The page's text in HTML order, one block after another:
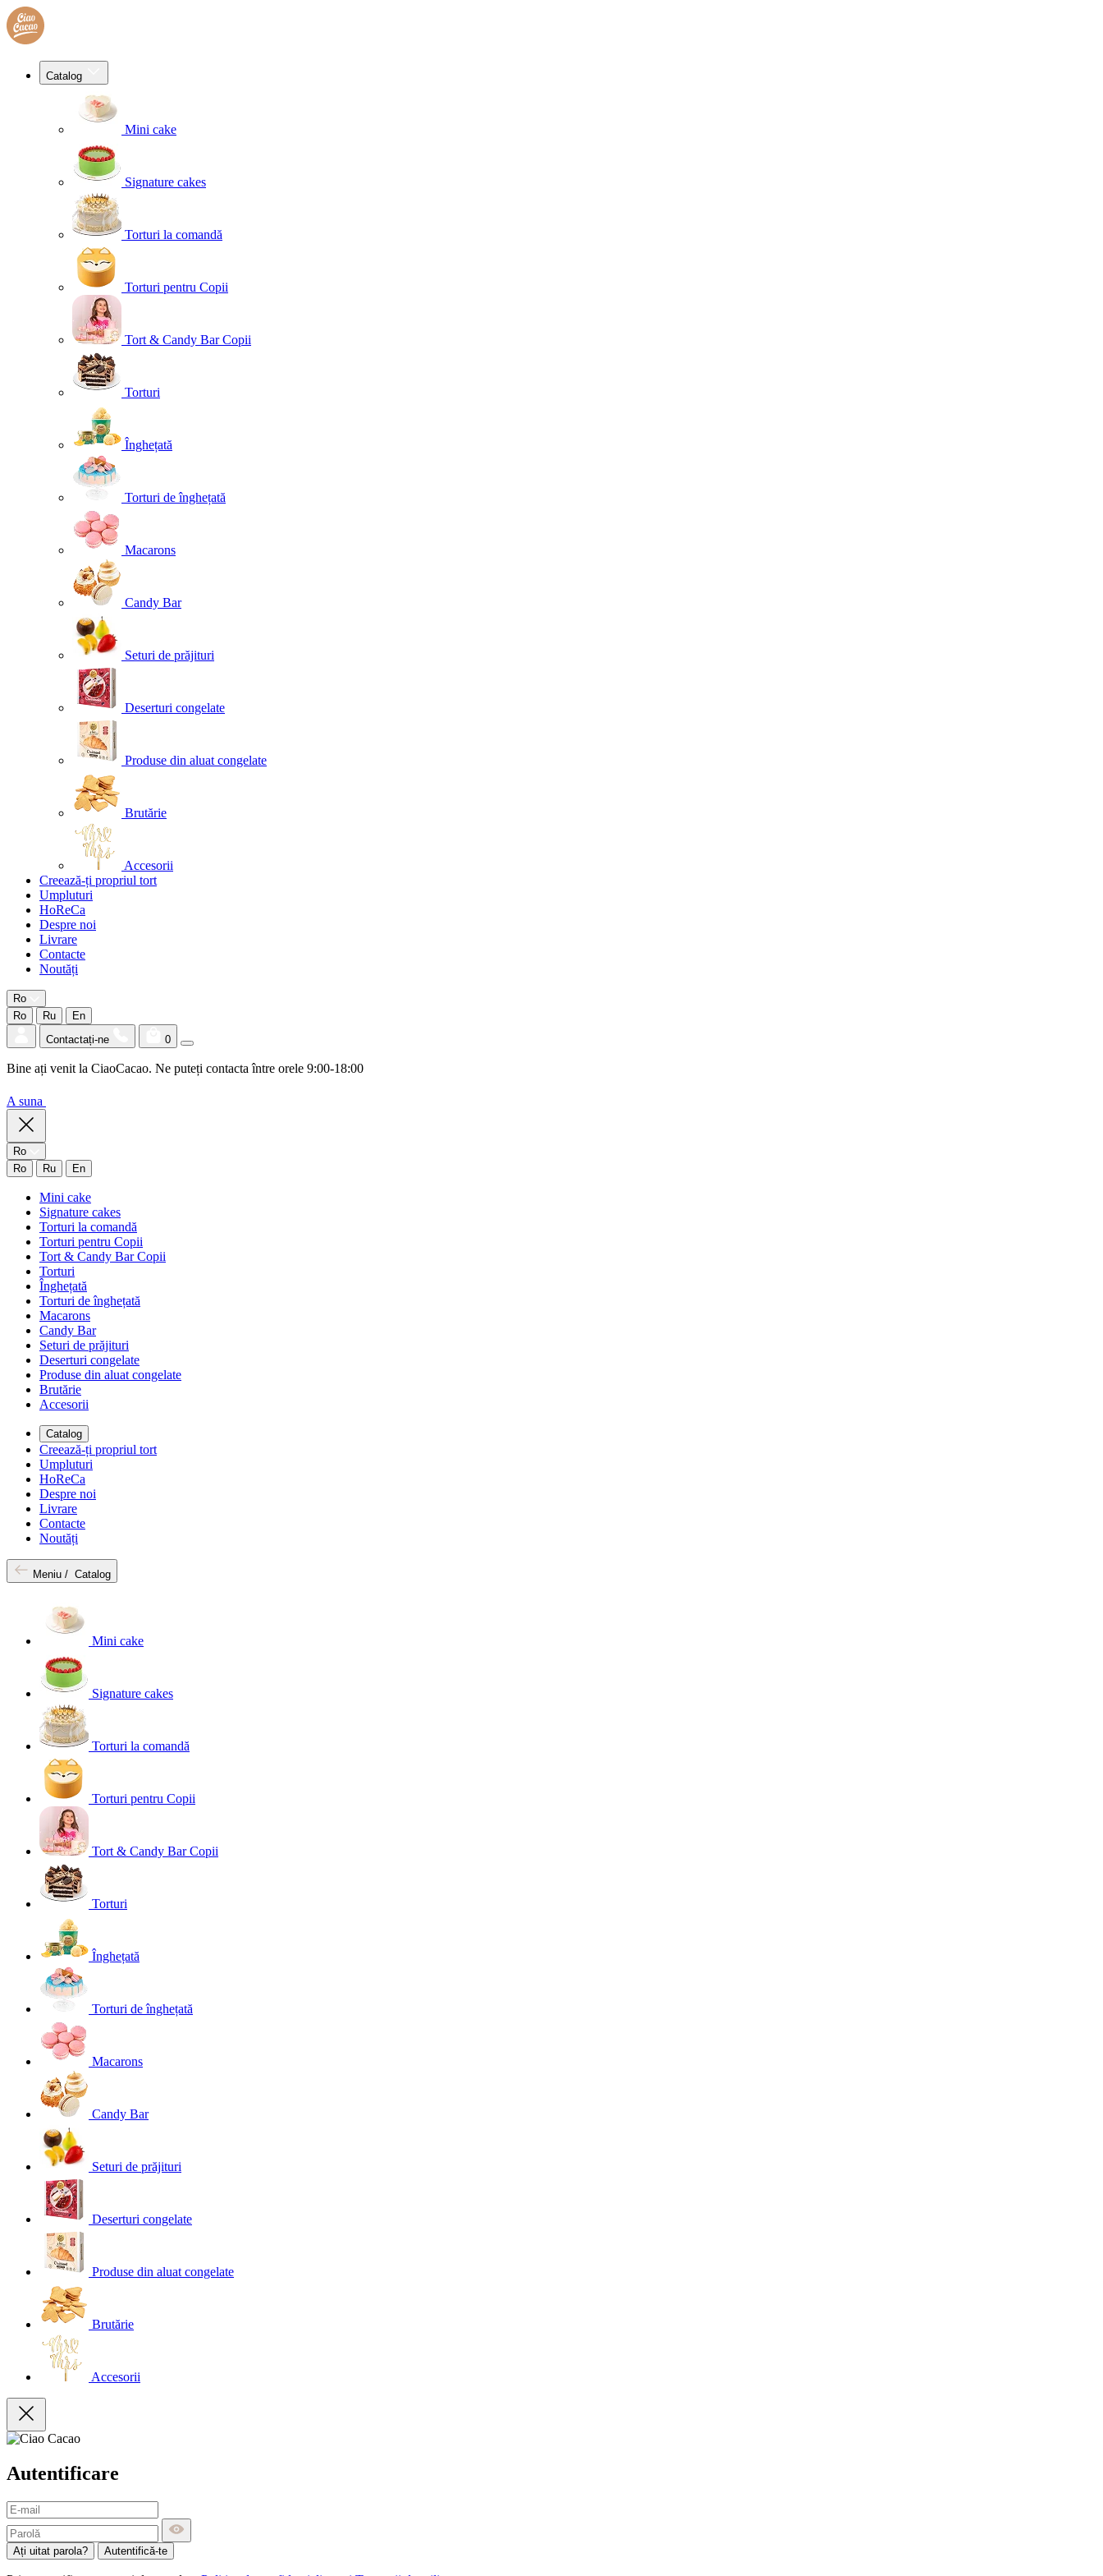
Catalog
Mini cake
Signature cakes
Torturi la comandă
Torturi pentru Copii
Tort & Candy Bar Copii
Torturi
Înghețată
Torturi de înghețată
Macarons
Candy Bar
Seturi de prăjituri
Deserturi congelate
Produse din aluat congelate
Brutărie
Accesorii
Creează-ți propriul tort
Umpluturi
HoReCa
Despre noi
Livrare
Contacte
Noutăți
Ro
Ro
Ru
En
Contactați-ne
0
Bine ați venit la CiaoCacao. Ne puteți contacta între orele 9:00-18:00
A suna
Ro
Ro
Ru En
Mini cake
Signature cakes
Torturi la comandă
Torturi pentru Copii
Tort & Candy Bar Copii
Torturi
Înghețată
Torturi de înghețată
Macarons
Candy Bar
Seturi de prăjituri
Deserturi congelate
Produse din aluat congelate
Brutărie
Accesorii
Catalog
Creează-ți propriul tort
Umpluturi
HoReCa
Despre noi
Livrare
Contacte
Noutăți
Meniu / Catalog
Mini cake
Signature cakes
Torturi la comandă
Torturi pentru Copii
Tort & Candy Bar Copii
Torturi
Înghețată
Torturi de înghețată
Macarons
Candy Bar
Seturi de prăjituri
Deserturi congelate
Produse din aluat congelate
Brutărie
Accesorii
Autentificare
Ați uitat parola? Autentifică-te